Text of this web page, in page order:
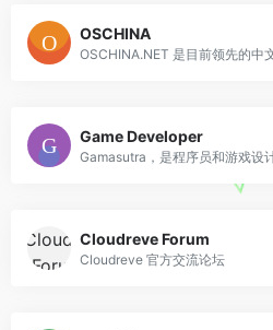
OSCHINA
Game Developer
Cloudreve Forum
Cloudreve 官方交流论坛